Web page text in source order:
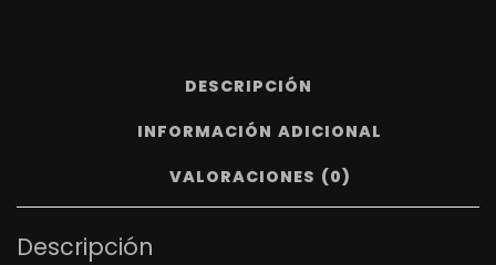
DESCRIPCIÓN
INFORMACIÓN ADICIONAL
VALORACIONES (0)
Descripción